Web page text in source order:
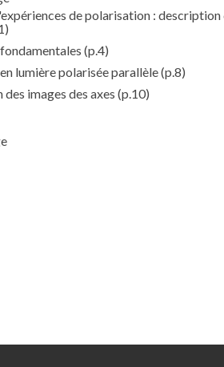
de polarisation : description
(p.4)
lumière polarisée parallèle(p.8)
images des axes (p.10)